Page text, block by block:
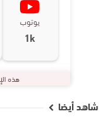
يوتوب
1k
هذه
شاهد أيضا